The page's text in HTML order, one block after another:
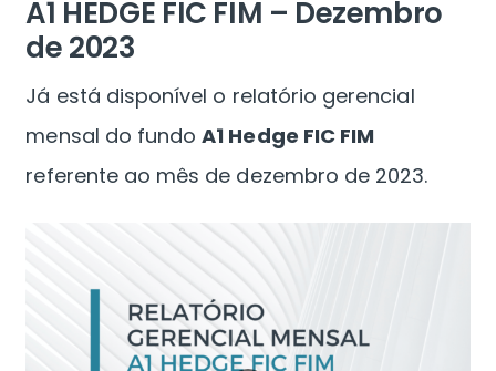
A1 HEDGE FIC FIM – Dezembro
de 2023
Já está disponível o relatório gerencial
mensal do fundoA1 Hedge FIC FIM
referente ao mês de dezembro de 2023.